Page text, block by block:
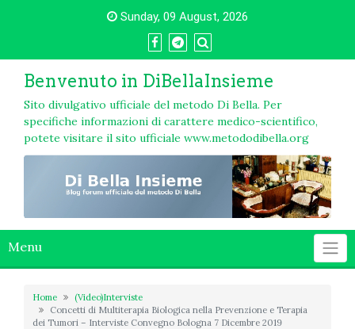
Sunday, 09 August, 2026
Benvenuto in DiBellaInsieme
Sito divulgativo ufficiale del metodo Di Bella. Per
specifiche informazioni di carattere medico-scientifico,
potete visitare il sito ufficiale www.metododibella.org
Menu
Home
(Video)Interviste
Concetti di Multiterapia Biologica nella Prevenzione e Terapia
dei Tumori – Interviste Convegno Bologna 7 Dicembre 2019